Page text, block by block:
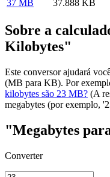
37 MB 37.888 KB
Sobre a
Kilobytes"
Este conversor ajudará
(MB para KB). Por
kilobytes são 23 MB? (A
megabytes (por exemplo,
"Megabytes
Converter